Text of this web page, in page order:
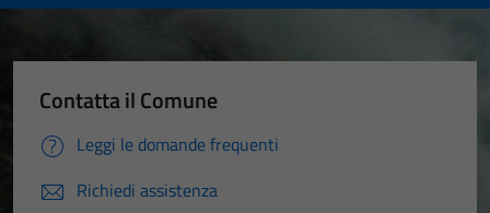
Contatta il Comune
Leggi le domande frequenti
Richiedi assistenza